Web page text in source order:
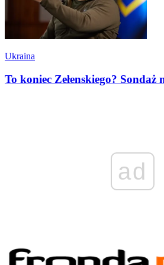
Ukraina
To koniec Zełenskiego? Sondaż
ad